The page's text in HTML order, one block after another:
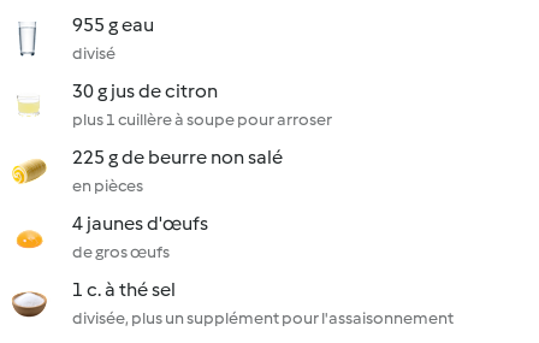
955 g eau
divisé
30 g jus de citron
plus 1 cuillère à soupe pour arroser
225 g de beurre non salé
en pièces
4 jaunes d'œufs
de gros œufs
1 c. à thé sel
divisée, plus un supplément pour l'assaisonnement